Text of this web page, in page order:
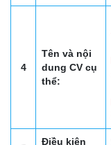
4
Tên và nội
dung CV cụ
thể:
Điều kiện